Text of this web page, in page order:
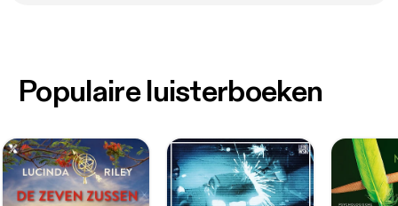
Populaire luisterboeken